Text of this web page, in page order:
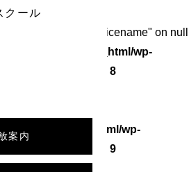
クール
案内
property "category_nicename" on null
public_html/wp-
8
public_html/wp-
9